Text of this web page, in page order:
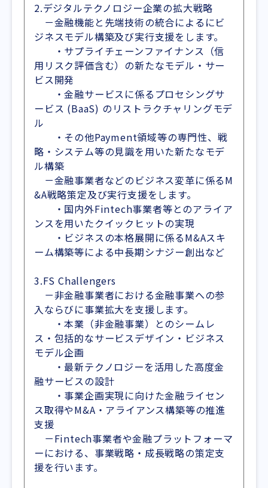
2.デジタルテクノロジー企業の拡大戦略
－金融機能と先端技術の統合によるにビ
ジネスモデル構築及び実行支援をします。
・サプライチェーンファイナンス（信
用リスク評価含む）の新たなモデル・サー
ビス開発
・金融サービスに係るプロセシングサ
ービス (BaaS) のリストラクチャリングモデ
ル
・その他Payment領域等の専門性、戦
略・システム等の見識を用いた新たなモデ
ル構築
－金融事業者などのビジネス変革に係るM
&A戦略策定及び実行支援をします。
・国内外Fintech事業者等とのアライア
ンスを用いたクイックヒットの実現
・ビジネスの本格展開に係るM&Aスキ
ーム構築等による中長期シナジー創出など
3.FS Challengers
－非金融事業者における金融事業への参
入ならびに事業拡大を支援します。
・本業（非金融事業）とのシームレ
ス・包括的なサービスデザイン・ビジネス
モデル企画
・最新テクノロジーを活用した高度金
融サービスの設計
・事業企画実現に向けた金融ライセン
ス取得やM&A・アライアンス構築等の推進
支援
－Fintech事業者や金融プラットフォーマ
ーにおける、事業戦略・成長戦略の策定支
援を行います。